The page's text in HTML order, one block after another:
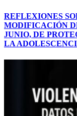
REFLEXIONES
MODIFICACIÓN
JUNIO, DE
LA